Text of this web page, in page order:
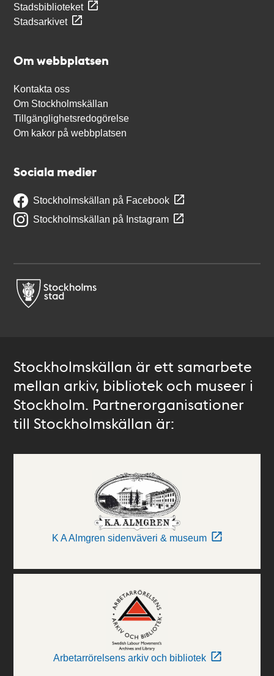
Stadsbiblioteket
Stadsarkivet
Om webbplatsen
Kontakta oss
Om Stockholmskällan
Tillgänglighetsredogörelse
Om kakor på webbplatsen
Sociala medier
Stockholmskällan på Facebook
Stockholmskällan på Instagram
Stockholmskällan är ett samarbete
mellan arkiv, bibliotek och museer i
Stockholm. Partnerorganisationer
till Stockholmskällan är:
K A Almgren sidenväveri & museum
Arbetarrörelsens arkiv och bibliotek